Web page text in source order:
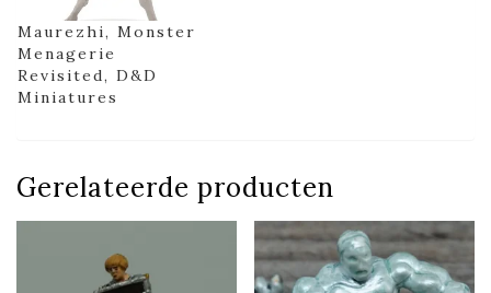
Maurezhi, Monster
Menagerie
Revisited, D&D
Miniatures
Gerelateerde producten